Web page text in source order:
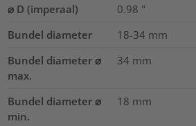
⌀ D (imperaal) 0.98 "
Bundel diameter
18-34 mm
Bundel diameter ⌀
max.
34 mm
Bundel diameter ⌀
min.
18 mm